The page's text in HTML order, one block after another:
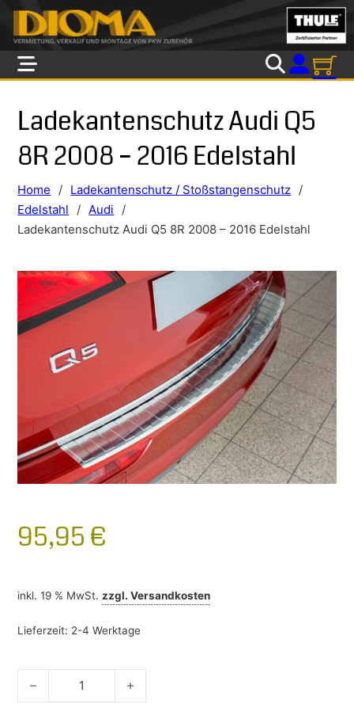
Skip to main content
Skip to footer
Ladekantenschutz Audi Q5
8R 2008 – 2016 Edelstahl
Home / Ladekantenschutz / Stoßstangenschutz /
Edelstahl
/ Audi
/
Ladekantenschutz Audi Q5 8R 2008 – 2016 Edelstahl
95,95 €
inkl. 19 % MwSt. zzgl.Versandkosten
Lieferzeit: 2-4 Werktage
Ladekantenschutz Audi Q5 8R 2008 - 2016 Edelstahl Menge